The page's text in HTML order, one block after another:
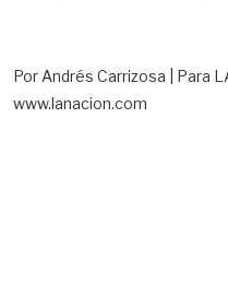
Por Andrés Carrizosa | Para
www.lanacion.com